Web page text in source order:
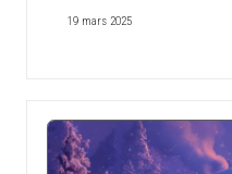
19 mars 2025